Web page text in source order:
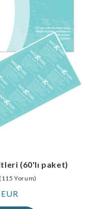
(60'lı paket)
Yorum)